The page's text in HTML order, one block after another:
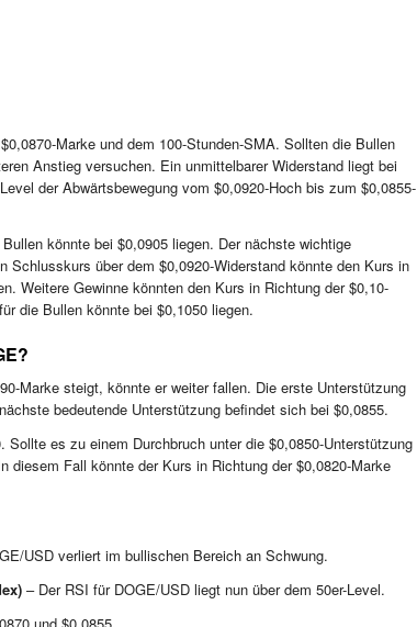
Marke und dem 100-Stunden-SMA. Sollten die Bullen
Anstieg versuchen. Ein unmittelbarer Widerstand liegt bei
der Abwärtsbewegung vom $0,0920-Hoch bis zum $0,0855-
könnte bei $0,0905 liegen. Der nächste wichtige
Schlusskurs über dem $0,0920-Widerstand könnte den Kurs in
Weitere Gewinne könnten den Kurs in Richtung der $0,10-
die Bullen könnte bei $0,1050 liegen.
Marke steigt, könnte er weiter fallen. Die erste Unterstützung
bedeutende Unterstützung befindet sich bei $0,0855.
Sollte es zu einem Durchbruch unter die $0,0850-Unterstützung
diesem Fall könnte der Kurs in Richtung der $0,0820-Marke
USD verliert im bullischen Bereich an Schwung.
– Der RSI für DOGE/USD liegt nun über dem 50er-Level.